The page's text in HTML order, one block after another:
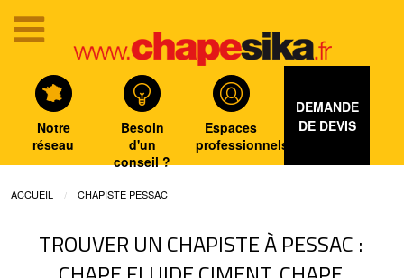
Notre
réseau
Besoin
d'un
conseil ?
Espaces
professionnels
DEMANDE
DE DEVIS
ACCUEIL CHAPISTE PESSAC
TROUVER UN CHAPISTE À PESSAC :